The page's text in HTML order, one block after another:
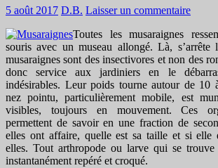
5 août 2017 D.B. Laisser un commentaire
Toutes les musaraignes
souris avec un museau allongé. Là, s’arrête
musaraignes sont des insectivores et non des
donc service aux jardiniers en le
indésirables. Leur poids tourne autour de 10
nez pointu, particulièrement mobile, est
visibles, toujours en mouvement. Ces
permettent de savoir en une fraction de
elles ont affaire, quelle est sa taille et si elle
elles. Tout arthropode ou larve qui se
instantanément repéré et croqué.